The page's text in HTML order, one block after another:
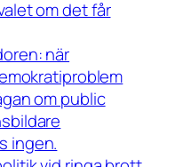
om det får
när
om public
ingen.